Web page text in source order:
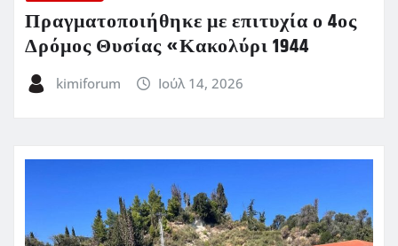
Πραγματοποιήθηκε με επιτυχία ο 4ος
Δρόμος Θυσίας «Κακολύρι 1944
kimiforum Ιούλ 14, 2026